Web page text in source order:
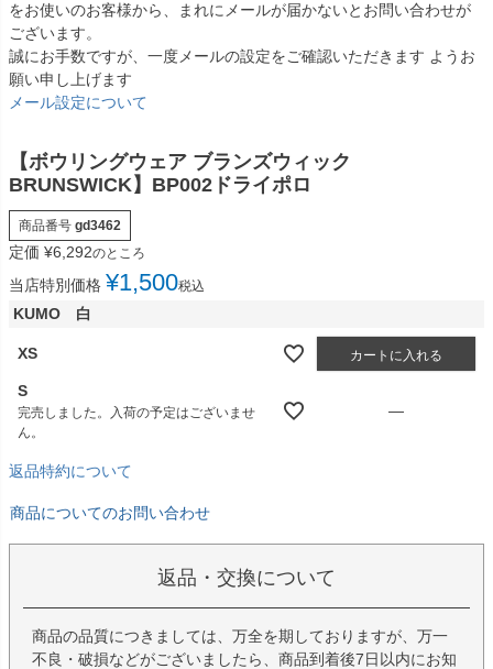
をお使いのお客様から、まれにメールが届かないとお問い合わせが
ございます。
誠にお手数ですが、一度メールの設定をご確認いただきます ようお
願い申し上げます
メール設定について
【ボウリングウェア ブランズウィック
BRUNSWICK】BP002ドライポロ
商品番号 gd3462
定価 ¥6,292のところ
当店特別価格 ¥1,500税込
KUMO 白
XS カートに入れる
S
完売しました。入荷の予定はございませ
ん。
—
返品特約について
商品についてのお問い合わせ
返品・交換について
商品の品質につきましては、万全を期しておりますが、万一
不良・破損などがございましたら、商品到着後7日以内にお知